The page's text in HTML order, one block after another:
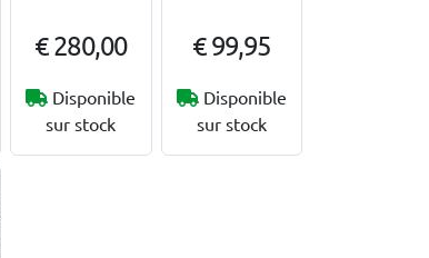
€ 280,00
Disponible
sur stock
€ 99,95
Disponible
sur stock